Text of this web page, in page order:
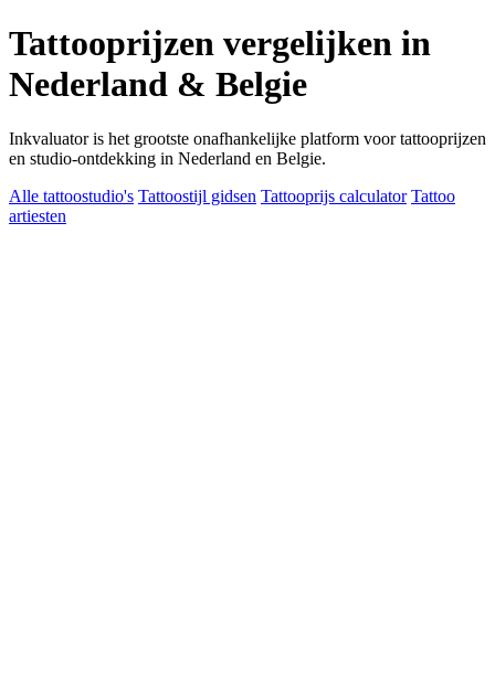
Tattooprijzen vergelijken in
Nederland & Belgie
Inkvaluator is het grootste onafhankelijke platform voor tattooprijzen
en studio-ontdekking in Nederland en Belgie.
Alle tattoostudio's Tattoostijl gidsen Tattooprijs calculator Tattoo
artiesten